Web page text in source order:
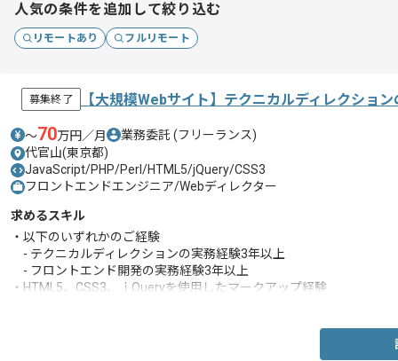
人気の条件を追加して絞り込む
リモートあり フルリモート
募集終了 【大規模Webサイト】テクニカルディレクショ
〜70万円／月 業務委託 (フリーランス)
代官山(東京都)
JavaScript/PHP/Perl/HTML5/jQuery/CSS3
フロントエンドエンジニア/Webディレクター
求めるスキル
・以下のいずれかのご経験
- テクニカルディレクションの実務経験3年以上
- フロントエンド開発の実務経験3年以上
・HTML5、CSS3、ｊQueryを使用したマークアップ経験